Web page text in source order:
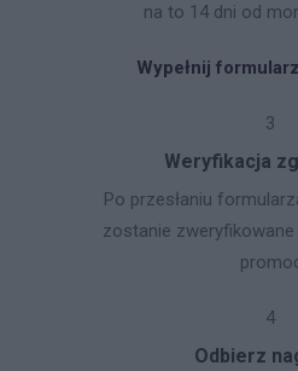
na to 14 dni od
Wypełnij
3
Weryfikacja
Po przesłaniu
zostanie
4
Odbierz